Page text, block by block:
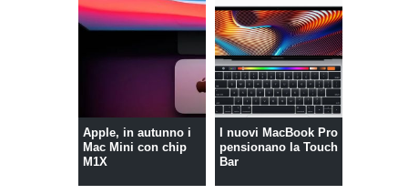
Apple, in autunno i
Mac Mini con chip
M1X
I nuovi MacBook Pro
pensionano la Touch
Bar